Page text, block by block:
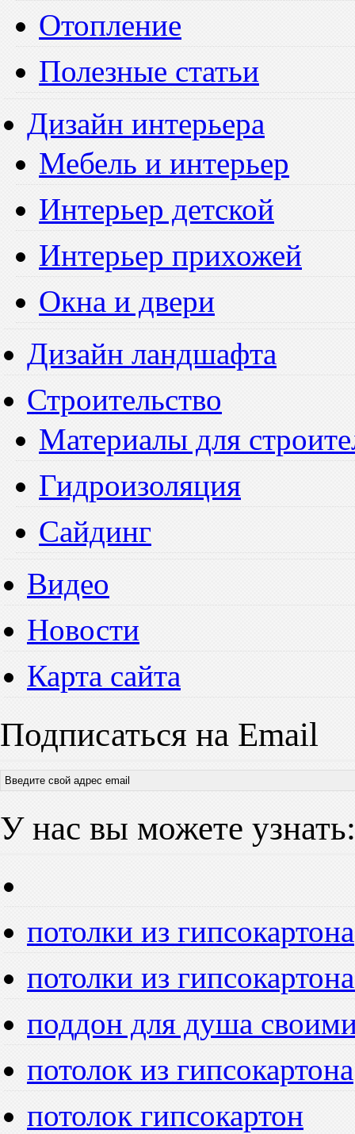
Отопление
Полезные статьи
Дизайн интерьера
Мебель и интерьер
Интерьер детской
Интерьер прихожей
Окна и двери
Дизайн ландшафта
Строительство
Материалы для
Гидроизоляция
Сайдинг
Видео
Новости
Карта сайта
Подписаться на Email
У нас вы можете узнать:
потолки из гипсокартона
потолки из
поддон для душа
потолок из гипсокартона
потолок гипсокартон